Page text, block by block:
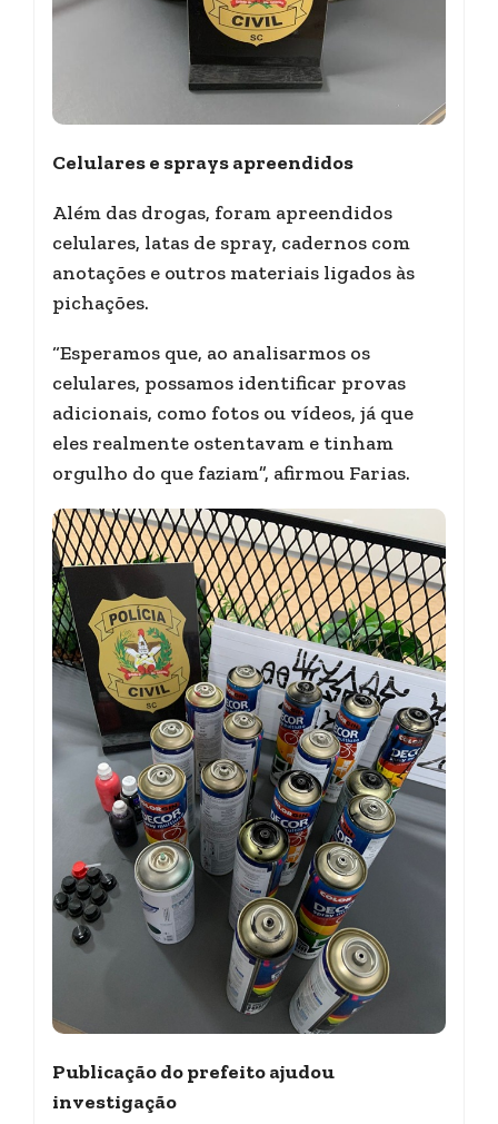
Celulares e sprays apreendidos
Além das drogas, foram apreendidos
celulares, latas de spray, cadernos com
anotações e outros materiais ligados às
pichações.
“Esperamos que, ao analisarmos os
celulares, possamos identificar provas
adicionais, como fotos ou vídeos, já que
eles realmente ostentavam e tinham
orgulho do que faziam”, afirmou Farias.
Publicação do prefeito ajudou
investigação